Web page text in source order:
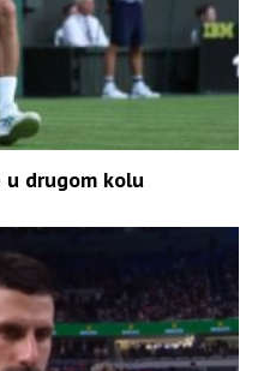
drugom kolu